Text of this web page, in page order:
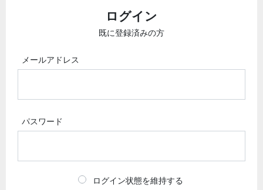
ログイン
既に登録済みの方
メールアドレス
パスワード
ログイン状態を維持する